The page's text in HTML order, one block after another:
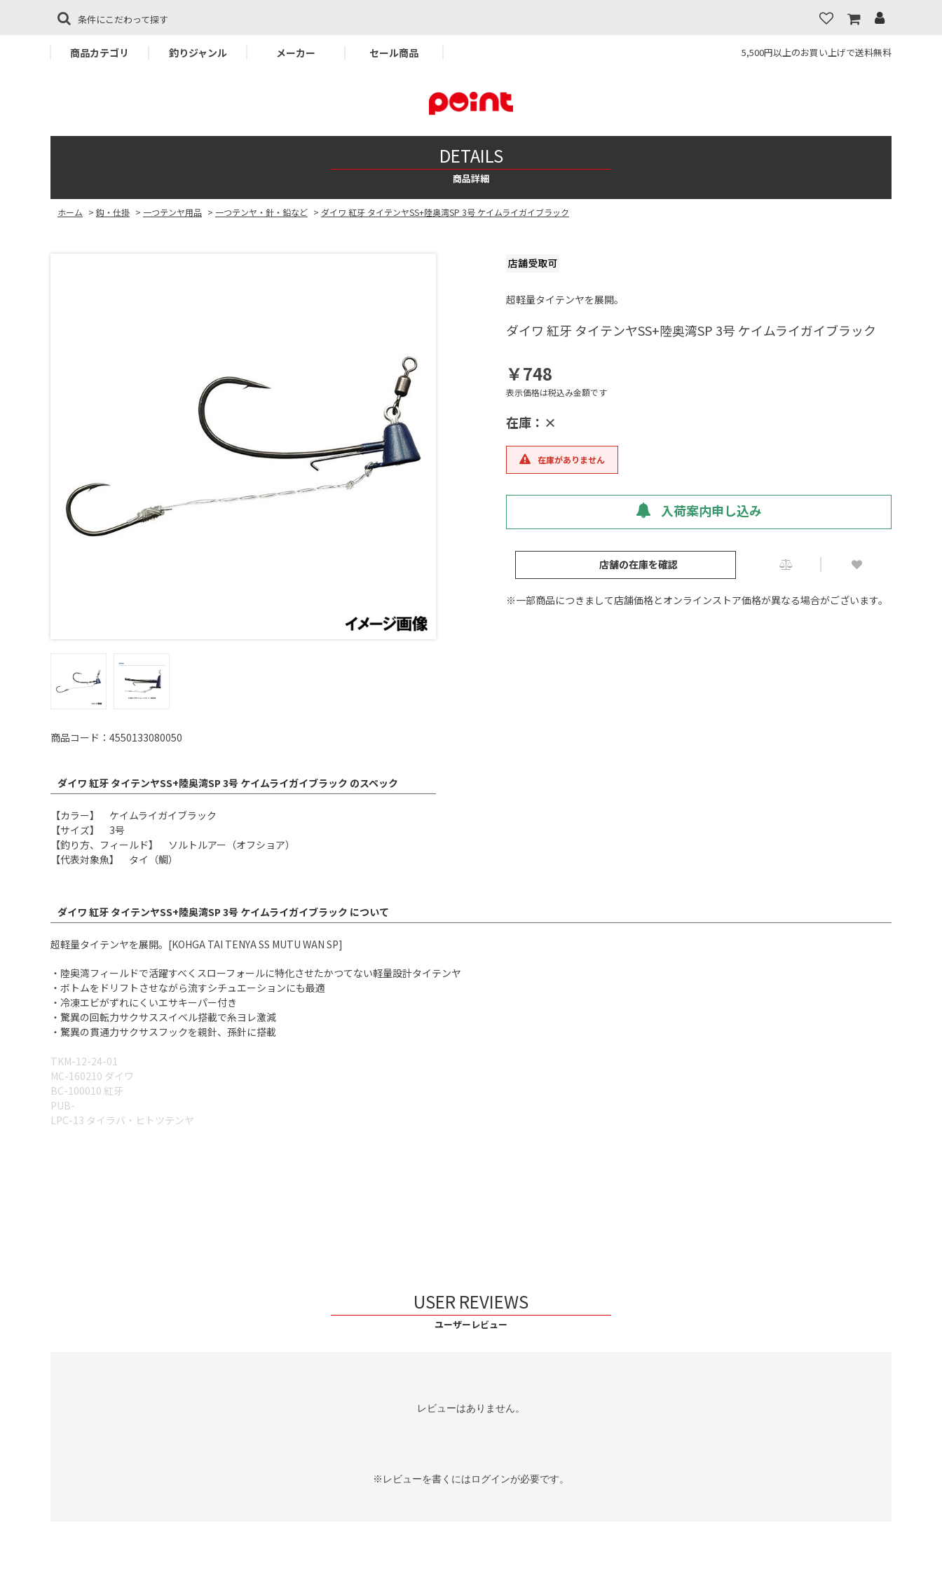
条件にこだわって探す
商品カテゴリ 釣りジャンル メーカー セール商品 5,500円以上のお買い上げで送料無料
DETAILS
商品詳細
ホーム > 鈎・仕掛 > 一つテンヤ用品 > 一つテンヤ・針・鉛など > ダイワ 紅牙 タイテンヤSS+陸奥湾SP 3号 ケイムライガイブラック
商品コード：4550133080050
ダイワ 紅牙 タイテンヤSS+陸奥湾SP 3号 ケイムライガイブラック のスペック
【カラー】 ケイムライガイブラック
【サイズ】 3号
【釣り方、フィールド】 ソルトルアー（オフショア）
【代表対象魚】 タイ（鯛）
超軽量タイテンヤを展開。
ダイワ 紅牙 タイテンヤSS+陸奥湾SP 3号 ケイムライガイブラック
￥748
表示価格は税込み金額です
在庫：×
在庫がありません
入荷案内申し込み
店舗の在庫を確認
※一部商品につきまして店舗価格とオンラインストア価格が異なる場合がございます。
ダイワ 紅牙 タイテンヤSS+陸奥湾SP 3号 ケイムライガイブラック について
超軽量タイテンヤを展開。[KOHGA TAI TENYA SS MUTU WAN SP]
・陸奥湾フィールドで活躍すべくスローフォールに特化させたかつてない軽量設計タイテンヤ
・ボトムをドリフトさせながら流すシチュエーションにも最適
・冷凍エビがずれにくいエサキーパー付き
・驚異の回転力サクサススイベル搭載で糸ヨレ激減
・驚異の貫通力サクサスフックを親針、孫針に搭載
TKM-12-24-01
MC-160210 ダイワ
BC-100010 紅牙
PUB-
LPC-13 タイラバ・ヒトツテンヤ
USER REVIEWS
ユーザーレビュー
レビューはありません。
※レビューを書くにはログインが必要です。